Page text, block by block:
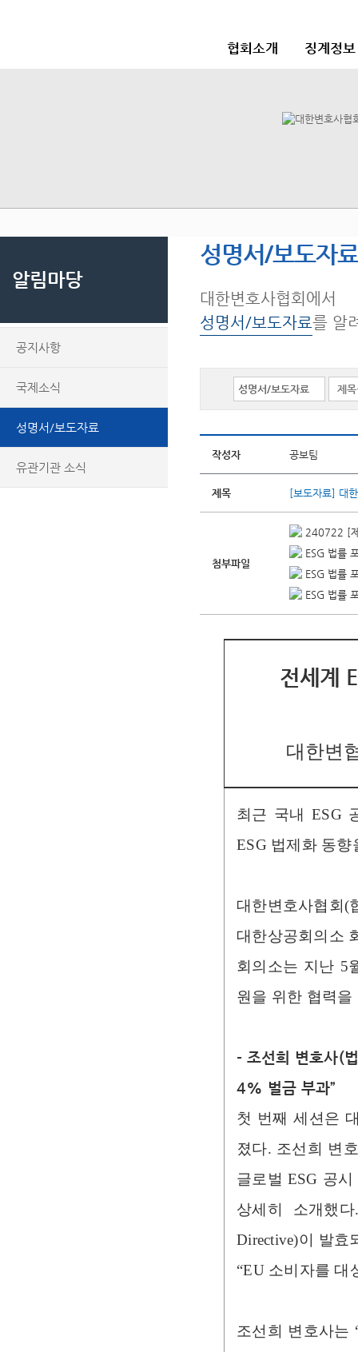
협회소개 징계정
알림마당
공지사항
국제소식
성명서/보도자료
유관기관 소식
성명서/보도자료
대한변호사협회에서
성명서/보도자료를 알
작성자 공보팀
제목 [보도자료] 대
첨부파일
240722 [
ESG 법률
ESG 법률
ESG 법률
전세계
대한변
최근 국내 ESG
ESG 법제화 동
대한변호사협회
대한상공회의소
회의소는 지난 5
원을 위한 협력
​- 조선희 변호사(
4% 벌금 부과”
첫 번째 세션은
졌다. 조선희 변
글로벌 ESG 공
상세히 소개했
Directive)이 발효
“EU 소비자를 대
조선희 변호사는